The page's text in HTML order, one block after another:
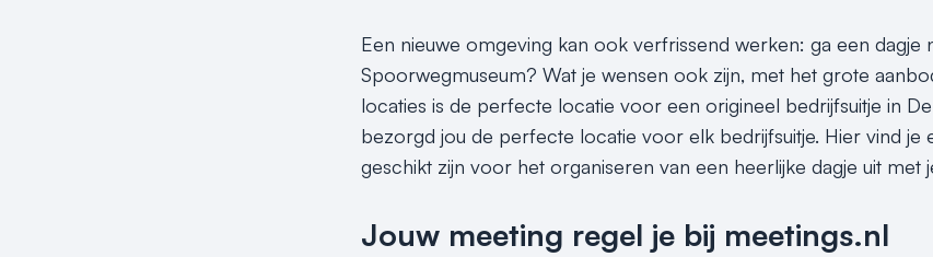
Een nieuwe omgeving kan ook verfrissend werken: ga een dagje
Spoorwegmuseum? Wat je wensen ook zijn, met het grote
locaties is de perfecte locatie voor een origineel bedrijfsuitje in
bezorgd jou de perfecte locatie voor elk bedrijfsuitje. Hier vind je
geschikt zijn voor het organiseren van een heerlijke dagje uit met
Jouw meeting regel je bij meetings.nl